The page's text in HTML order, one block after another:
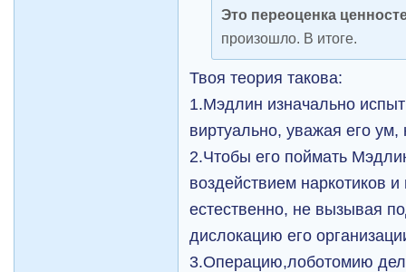
Это переоценка
произошло. В итоге.
Твоя теория такова:
1.Мэдлин изначально
виртуально, уважая его
2.Чтобы его поймать
воздействием наркотиков
естественно, не вызывая
дислокацию его
3.Операцию,лоботомию